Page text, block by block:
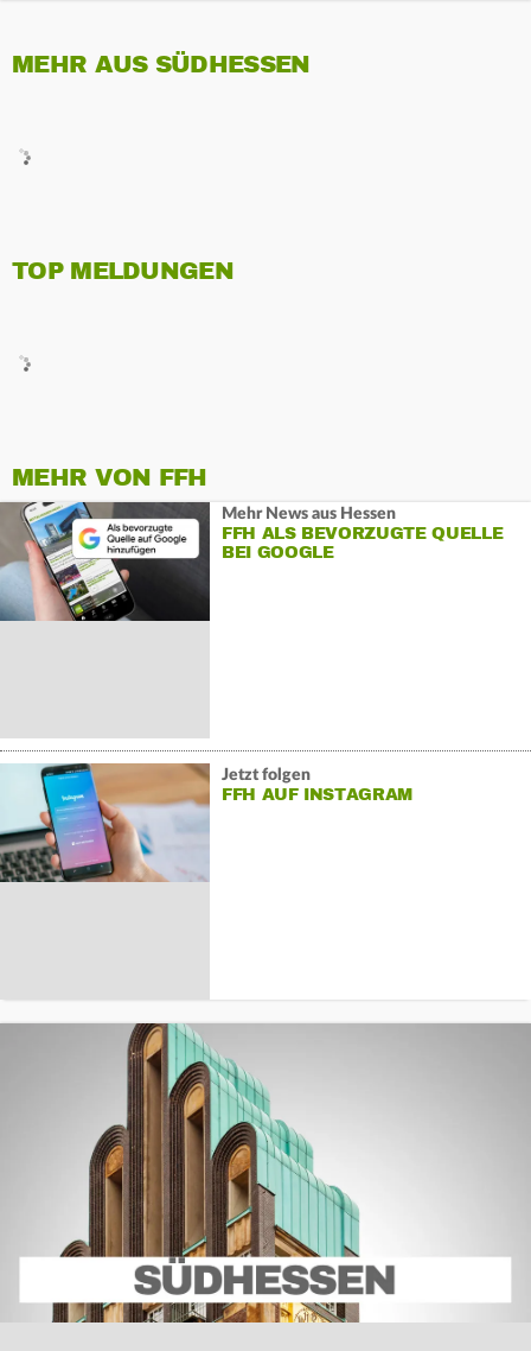
MEHR AUS SÜDHESSEN
TOP MELDUNGEN
MEHR VON FFH
Mehr News aus Hessen
FFH ALS BEVORZUGTE QUELLE
BEI GOOGLE
Jetzt folgen
FFH AUF INSTAGRAM